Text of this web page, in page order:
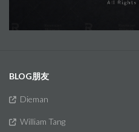
BLOG朋友
Dieman
William Tang